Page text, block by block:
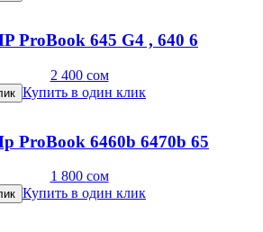
ProBook 645 G4 , 640 6
2 400 сом
Купить в один клик
ProBook 6460b 6470b 65
1 800 сом
Купить в один клик